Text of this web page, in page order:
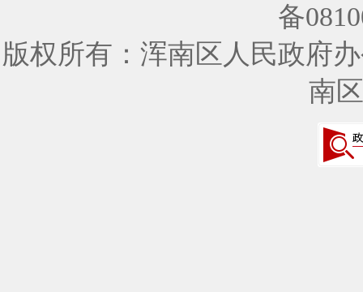
备
版权所有：浑南区人民政府
南